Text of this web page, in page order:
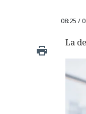
08:25 /
La